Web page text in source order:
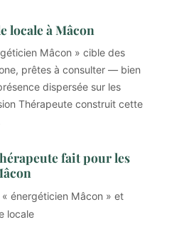
locale à Mâcon
Mâcon » cible des
prêtes à consulter — bien
dispersée sur les
Thérapeute construit cette
fait pour les
énergéticien Mâcon » et
locale